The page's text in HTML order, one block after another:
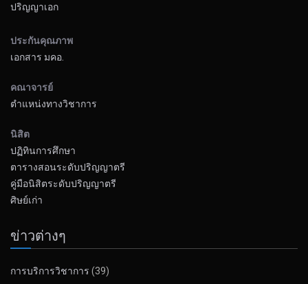
ปริญญาเอก
ประกันคุณภาพ
เอกสาร มคอ.
คณาจารย์
ตำแหน่งทางวิชาการ
นิสิต
ปฏิทินการศึกษา
ตารางสอนระดับปริญญาตรี
คู่มือนิสิตระดับปริญญาตรี
ศิษย์เก่า
ข่าวต่างๆ
การบริการวิชาการ (39)